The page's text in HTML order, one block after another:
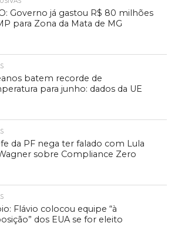
Governo já gastou R$ 80 milhões
para Zona da Mata de MG
batem recorde de
para junho: dados da UE
da PF nega ter falado com Lula
sobre Compliance Zero
Flávio colocou equipe “à
dos EUA se for eleito